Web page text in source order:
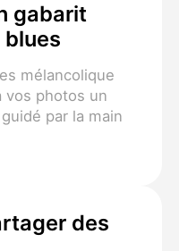
gabarit
mélancolique
vos photos un
par la main
des